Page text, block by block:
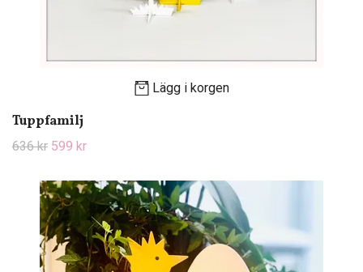
Lägg i korgen
Tuppfamilj
636 kr 599 kr